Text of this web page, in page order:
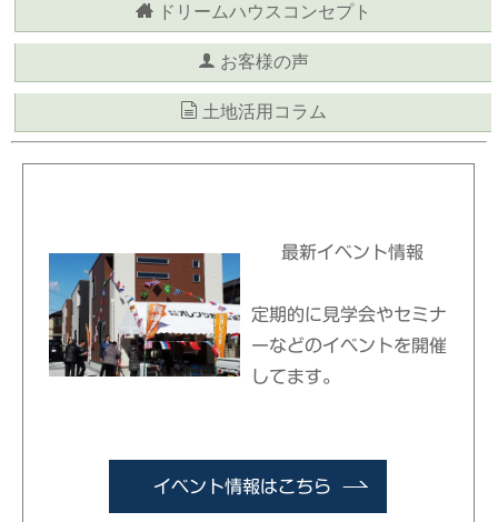
ドリームハウスコンセプト
お客様の声
土地活用コラム
最新イベント情報
定期的に見学会やセミナ
ーなどのイベントを開催
してます。
イベント情報はこちら